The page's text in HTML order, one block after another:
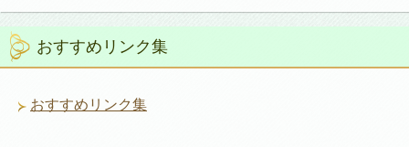
ゴ
リ
ー おすすめリンク集
おすすめリンク集